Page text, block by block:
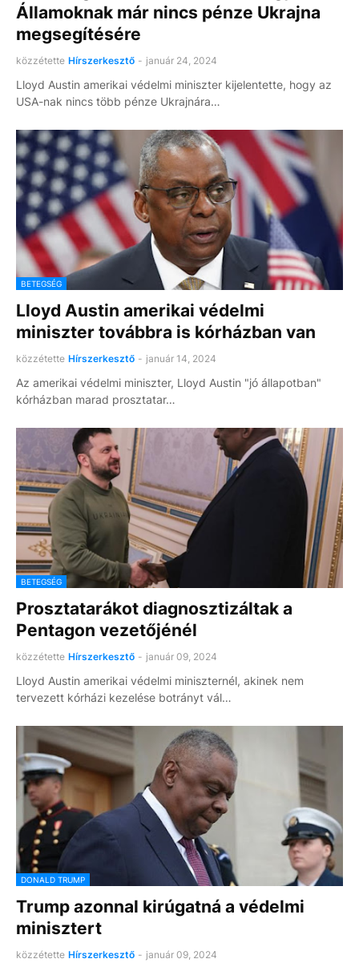
Államoknak már nincs pénze Ukrajna
megsegítésére
közzétette Hírszerkesztő - január 24, 2024
Lloyd Austin amerikai védelmi miniszter kijelentette, hogy az
USA-nak nincs több pénze Ukrajnára…
BETEGSÉG
Lloyd Austin amerikai védelmi
miniszter továbbra is kórházban van
közzétette Hírszerkesztő - január 14, 2024
Az amerikai védelmi miniszter, Lloyd Austin "jó állapotban"
kórházban marad prosztatar…
BETEGSÉG
Prosztatarákot diagnosztizáltak a
Pentagon vezetőjénél
közzétette Hírszerkesztő - január 09, 2024
Lloyd Austin amerikai védelmi miniszternél, akinek nem
tervezett kórházi kezelése botrányt vál…
DONALD TRUMP
Trump azonnal kirúgatná a védelmi
minisztert
közzétette Hírszerkesztő - január 09, 2024